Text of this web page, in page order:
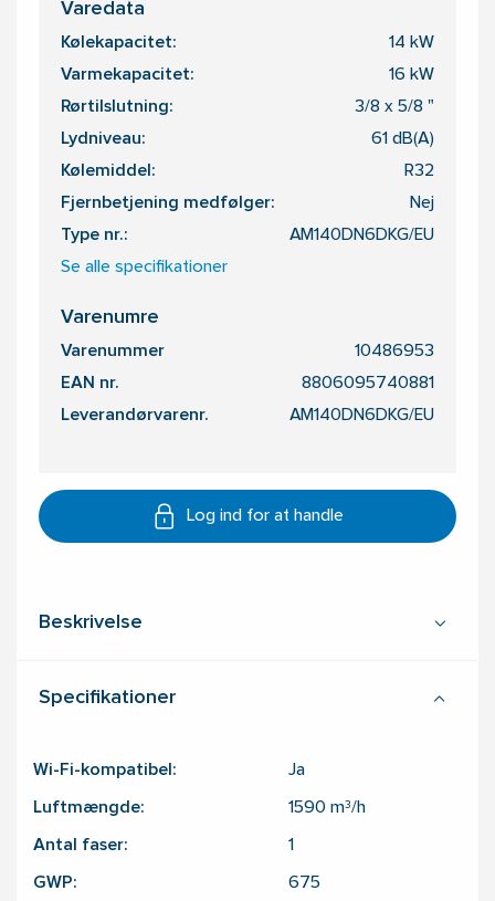
Varedata
Kølekapacitet: 14 kW
Varmekapacitet: 16 kW
Rørtilslutning: 3/8 x 5/8 "
Lydniveau: 61 dB(A)
Kølemiddel: R32
Fjernbetjening medfølger: Nej
Type nr.: AM140DN6DKG/EU
Se alle specifikationer
Varenumre
Varenummer 10486953
EAN nr. 8806095740881
Leverandørvarenr. AM140DN6DKG/EU
Log ind for at handle
Beskrivelse
Specifikationer
Wi-Fi-kompatibel: Ja
Luftmængde: 1590 m³/h
Antal faser: 1
GWP: 675